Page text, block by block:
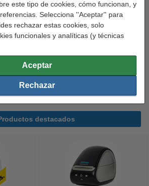
este tipo de cookies, cómo funcionan, y
Selecciona ''Aceptar'' para
rechazar estas cookies, solo
funcionales y analíticas (y técnicas
Aceptar
Rechazar
LW650 etiquetas de direcciones
Pack 3 x 12 uds
destacados